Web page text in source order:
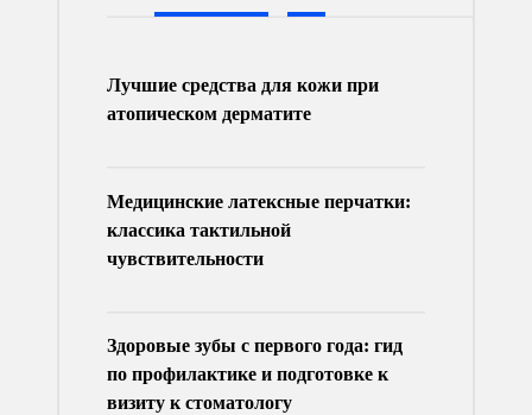
Лучшие средства для кожи при
атопическом дерматите
Медицинские латексные перчатки:
классика тактильной
чувствительности
Здоровые зубы с первого года: гид
по профилактике и подготовке к
визиту к стоматологу